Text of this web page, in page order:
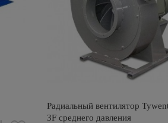
Радиальный вентилятор
3F среднего давления